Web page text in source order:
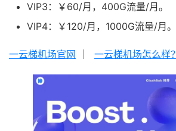
VIP3：￥60/月，400G流量/月。
VIP4：￥120/月，1000G流量/月。
一云梯机场官网 一云梯机场怎么样？